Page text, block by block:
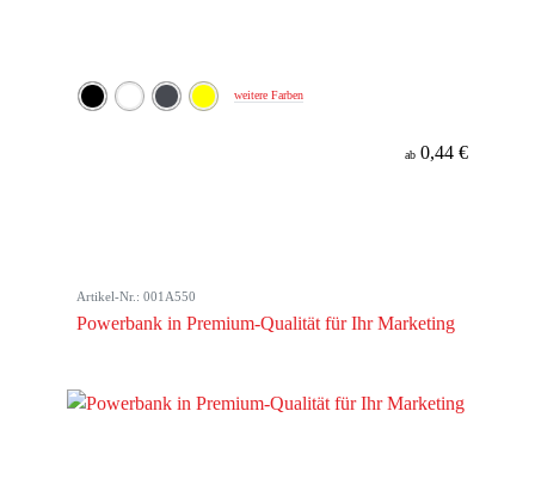
weitere Farben
ab 0,44 €
Artikel-Nr.: 001A550
Powerbank in Premium-Qualität für Ihr Marketing